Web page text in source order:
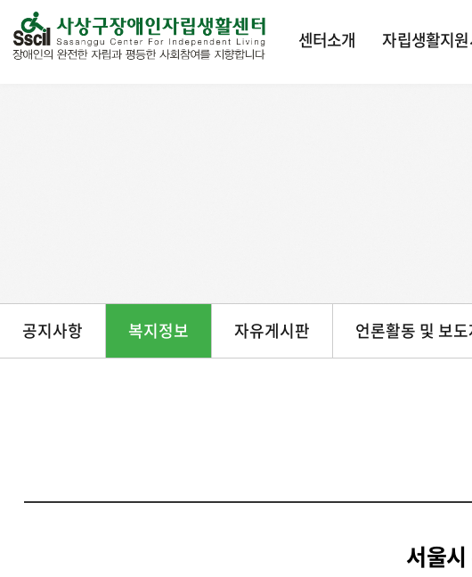
본문 바로가기
센터소개 자립생활지
공지사항 복지정보 자유게시판 언론활동 및 보
서울